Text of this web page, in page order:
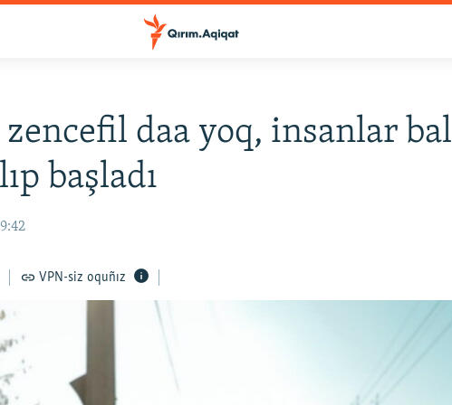
daa yoq, insanlar bal
başladı
VPN-siz oquñız